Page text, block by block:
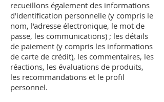
recueillons également des informations
d'identification personnelle (y compris le
nom, l'adresse électronique, le mot de
passe, les communications) ; les détails
de paiement (y compris les informations
de carte de crédit), les commentaires, les
réactions, les évaluations de produits,
les recommandations et le profil
personnel.